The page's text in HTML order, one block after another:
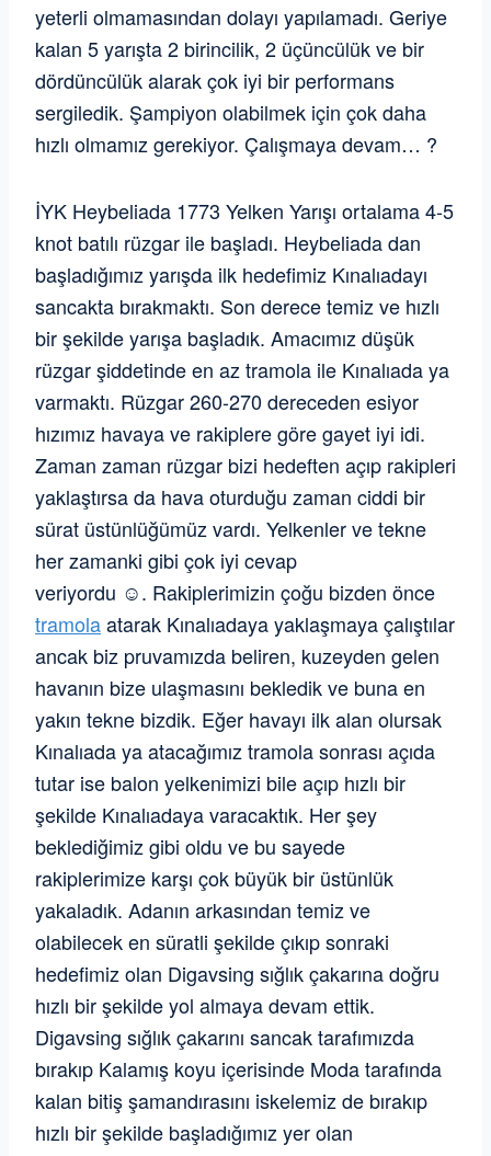
yeterli olmamasından dolayı yapılamadı. Geriye
kalan 5 yarışta 2 birincilik, 2 üçüncülük ve bir
dördüncülük alarak çok iyi bir performans
sergiledik. Şampiyon olabilmek için çok daha
hızlı olmamız gerekiyor. Çalışmaya devam… ?
İYK Heybeliada 1773 Yelken Yarışı ortalama 4-5
knot batılı rüzgar ile başladı. Heybeliada dan
başladığımız yarışda ilk hedefimiz Kınalıadayı
sancakta bırakmaktı. Son derece temiz ve hızlı
bir şekilde yarışa başladık. Amacımız düşük
rüzgar şiddetinde en az tramola ile Kınalıada ya
varmaktı. Rüzgar 260-270 dereceden esiyor
hızımız havaya ve rakiplere göre gayet iyi idi.
Zaman zaman rüzgar bizi hedeften açıp rakipleri
yaklaştırsa da hava oturduğu zaman ciddi bir
sürat üstünlüğümüz vardı. Yelkenler ve tekne
her zamanki gibi çok iyi cevap
veriyordu ☺️. Rakiplerimizin çoğu bizden önce
tramolaatarak Kınalıadaya yaklaşmaya çalıştılar
ancak biz pruvamızda beliren, kuzeyden gelen
havanın bize ulaşmasını bekledik ve buna en
yakın tekne bizdik. Eğer havayı ilk alan olursak
Kınalıada ya atacağımız tramola sonrası açıda
tutar ise balon yelkenimizi bile açıp hızlı bir
şekilde Kınalıadaya varacaktık. Her şey
beklediğimiz gibi oldu ve bu sayede
rakiplerimize karşı çok büyük bir üstünlük
yakaladık. Adanın arkasından temiz ve
olabilecek en süratli şekilde çıkıp sonraki
hedefimiz olan Digavsing sığlık çakarına doğru
hızlı bir şekilde yol almaya devam ettik.
Digavsing sığlık çakarını sancak tarafımızda
bırakıp Kalamış koyu içerisinde Moda tarafında
kalan bitiş şamandırasını iskelemiz de bırakıp
hızlı bir şekilde başladığımız yer olan